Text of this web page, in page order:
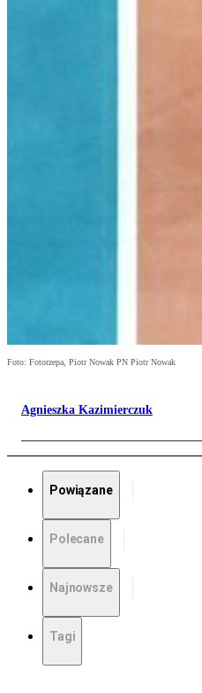
Foto: Fotorzepa, Piotr Nowak PN Piotr Nowak
Agnieszka Kazimierczuk
Powiązane
Polecane
Najnowsze
Tagi